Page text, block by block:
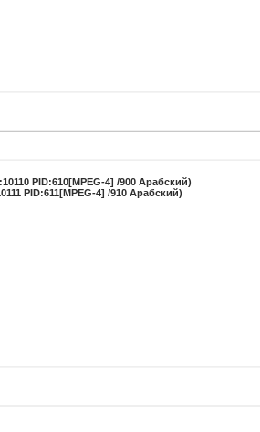
PID:610[MPEG-4] /900 Арабский)
PID:611[MPEG-4] /910 Арабский)